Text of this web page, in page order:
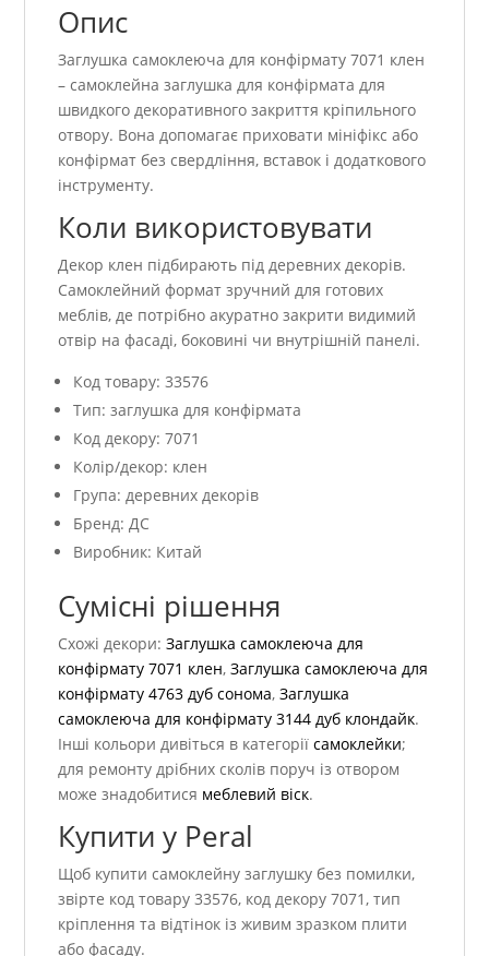
Опис
Заглушка самоклеюча для конфірмату 7071 клен
– самоклейна заглушка для конфірмата для
швидкого декоративного закриття кріпильного
отвору. Вона допомагає приховати мініфікс або
конфірмат без свердління, вставок і додаткового
інструменту.
Коли використовувати
Декор клен підбирають під деревних декорів.
Самоклейний формат зручний для готових
меблів, де потрібно акуратно закрити видимий
отвір на фасаді, боковині чи внутрішній панелі.
Код товару: 33576
Тип: заглушка для конфірмата
Код декору: 7071
Колір/декор: клен
Група: деревних декорів
Бренд: ДС
Виробник: Китай
Сумісні рішення
Схожі декори:Заглушка самоклеюча для
конфірмату 7071 клен,Заглушка самоклеюча для
конфірмату 4763 дуб сонома,Заглушка
самоклеюча для конфірмату 3144 дуб клондайк.
Інші кольори дивіться в категоріїсамоклейки;
для ремонту дрібних сколів поруч із отвором
може знадобитися меблевий віск.
Купити у Peral
Щоб купити самоклейну заглушку без помилки,
звірте код товару 33576, код декору 7071, тип
кріплення та відтінок із живим зразком плити
або фасаду.